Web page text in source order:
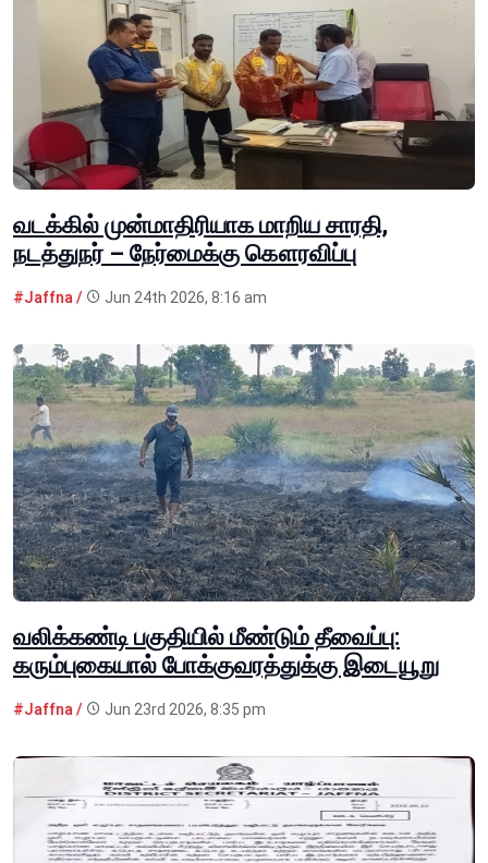
வடக்கில் முன்மாதிரியாக மாறிய சாரதி,
நடத்துநர் – நேர்மைக்கு கௌரவிப்பு
#Jaffna / Jun 24th 2026, 8:16 am
வலிக்கண்டி பகுதியில் மீண்டும் தீவைப்பு:
கரும்புகையால் போக்குவரத்துக்கு இடையூறு
#Jaffna / Jun 23rd 2026, 8:35 pm